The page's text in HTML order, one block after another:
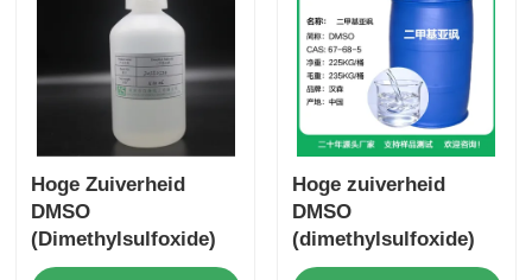
Hoge Zuiverheid
DMSO
(Dimethylsulfoxide)
Industriële kwaliteit
Hoge zuiverheid
DMSO
(dimethylsulfoxide)
Farmaceutische